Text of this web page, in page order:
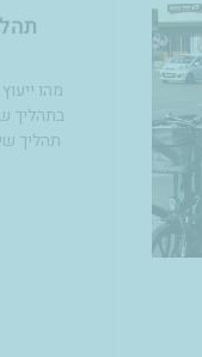
מהו
בתהליך
תהליך